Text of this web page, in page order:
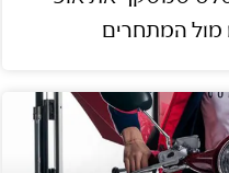
מול המתחרים